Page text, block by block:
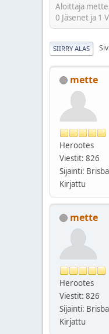
Aloittaja
0 Jäsenet ja 1
SIIRRY ALAS
mette
Herootes
Viestit: 826
Sijainti:
Kirjattu
mette
Herootes
Viestit: 826
Sijainti:
Kirjattu